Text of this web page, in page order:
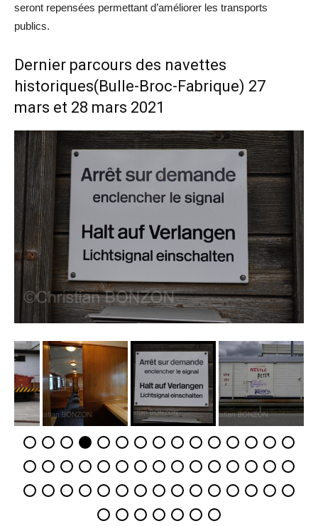
seront repensées permettant d’améliorer les transports
publics.
Dernier parcours des navettes
historiques(Bulle-Broc-Fabrique) 27
mars et 28 mars 2021